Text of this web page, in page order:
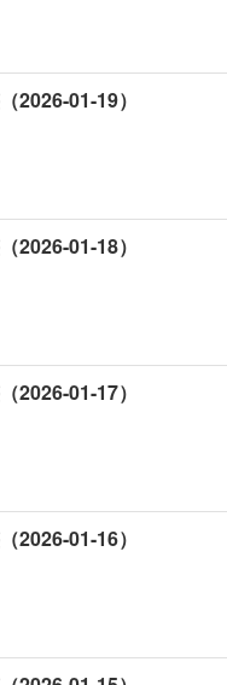
2026-01-19）
2026-01-18）
2026-01-17）
2026-01-16）